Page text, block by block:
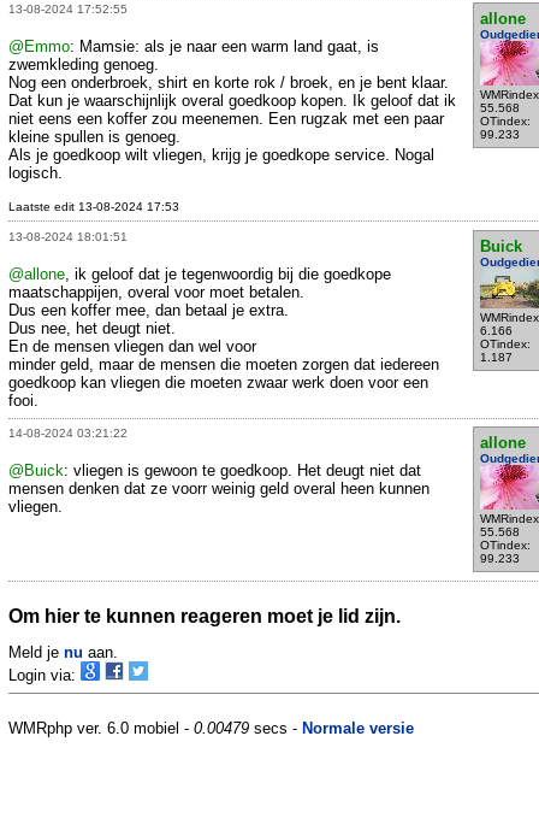
13-08-2024 17:52:55
allone
55.568
OTindex:
99.233
@Emmo: Mamsie: als je naar een warm land gaat, is
zwemkleding genoeg.
Nog een onderbroek, shirt en korte rok / broek, en je bent klaar.
Dat kun je waarschijnlijk overal goedkoop kopen. Ik geloof dat ik
niet eens een koffer zou meenemen. Een rugzak met een paar
kleine spullen is genoeg.
Als je goedkoop wilt vliegen, krijg je goedkope service. Nogal
logisch.
Laatste edit 13-08-2024 17:53
13-08-2024 18:01:51
Buick
6.166
OTindex:
1.187
@allone , ik geloof dat je tegenwoordig bij die goedkope
maatschappijen, overal voor moet betalen.
Dus een koffer mee, dan betaal je extra.
Dus nee, het deugt niet.
En de mensen vliegen dan wel voor
minder geld, maar de mensen die moeten zorgen dat iedereen
goedkoop kan vliegen die moeten zwaar werk doen voor een
fooi.
14-08-2024 03:21:22
allone
55.568
OTindex:
99.233
@Buick: vliegen is gewoon te goedkoop. Het deugt niet dat
mensen denken dat ze voorr weinig geld overal heen kunnen
vliegen.
Om hier te kunnen reageren moet je lid zijn.
Meld je nu aan.
Login via:
WMRphp ver. 6.0 mobiel - 0.00479 secs - Normale versie